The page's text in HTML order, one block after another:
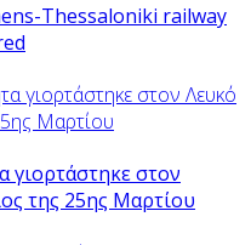
Thessaloniki railway
στον
της 25ης Μαρτίου